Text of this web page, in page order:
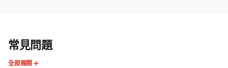
常見問題
全部展開